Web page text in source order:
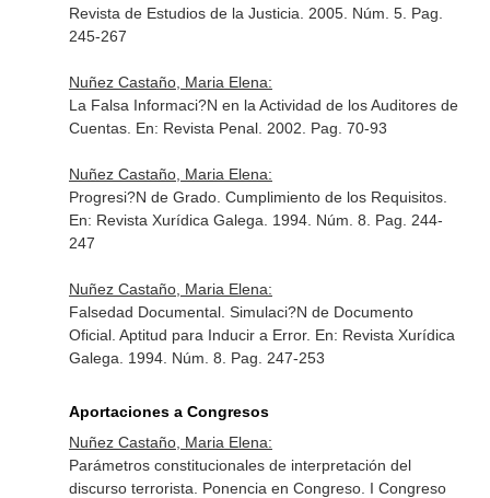
Revista de Estudios de la Justicia . 2005. Núm. 5. Pag.
245-267
Nuñez Castaño, Maria Elena:
La Falsa Informaci?N en la Actividad de los Auditores de
Cuentas. En: Revista Penal. 2002. Pag. 70-93
Nuñez Castaño, Maria Elena:
Progresi?N de Grado. Cumplimiento de los Requisitos.
En: Revista Xurídica Galega . 1994. Núm. 8. Pag. 244-
247
Nuñez Castaño, Maria Elena:
Falsedad Documental. Simulaci?N de Documento
Oficial. Aptitud para Inducir a Error. En: Revista Xurídica
Galega . 1994. Núm. 8. Pag. 247-253
Aportaciones a Congresos
Nuñez Castaño, Maria Elena:
Parámetros constitucionales de interpretación del
discurso terrorista. Ponencia en Congreso. I Congreso